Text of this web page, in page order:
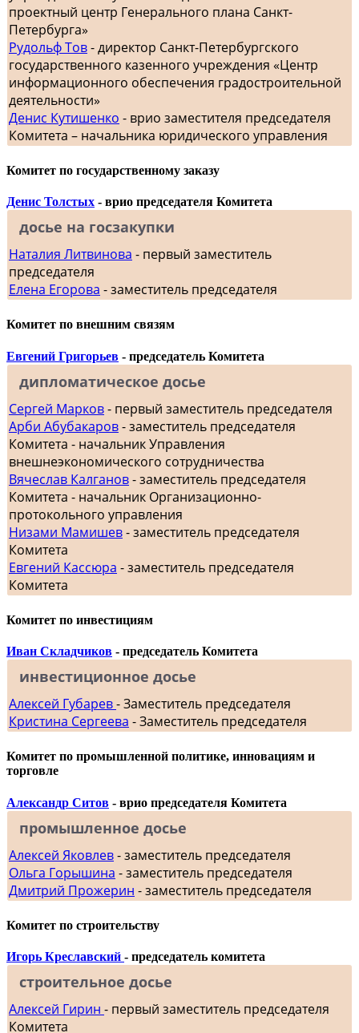
проектный центр Генерального плана Санкт-
Петербурга»
Рудольф Тов- директор Санкт-Петербургского
государственного казенного учреждения «Центр
информационного обеспечения градостроительной
деятельности»
Денис Кутишенко - врио заместителя председателя
Комитета – начальника юридического управления
Комитет по государственному заказу
Денис Толстых - врио председателя Комитета
досье на госзакупки
Наталия Литвинова - первый заместитель
председателя
Елена Егорова - заместитель председателя
Комитет по внешним связям
Евгений Григорьев - председатель Комитета
дипломатическое досье
Сергей Марков- первый заместитель председателя
Арби Абубакаров- заместитель председателя
Комитета - начальник Управления
внешнеэкономического сотрудничества
Вячеслав Калганов- заместитель председателя
Комитета - начальник Организационно-
протокольного управления
Низами Мамишев- заместитель председателя
Комитета
Евгений Кассюра - заместитель председателя
Комитета
Комитет по инвестициям
Иван Складчиков - председатель Комитета
инвестиционное досье
Алексей Губарев- Заместитель председателя
Кристина Сергеева - Заместитель председателя
Комитет по промышленной политике, инновациям и
торговле
Александр Ситов - врио председателя Комитета
промышленное досье
Алексей Яковлев- заместитель председателя
Ольга Горышина - заместитель председателя
Дмитрий Прожерин - заместитель председателя
Комитет по строительству
Игорь Креславский - председатель комитета
строительное досье
Алексей Гирин - первый заместитель председателя
Комитета